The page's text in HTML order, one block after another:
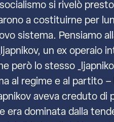
si rivelò
a costituirne per
sistema. Pensiamo
un ex operaio
però lo stesso
al regime e al partito –
aveva creduto
era dominata dalla